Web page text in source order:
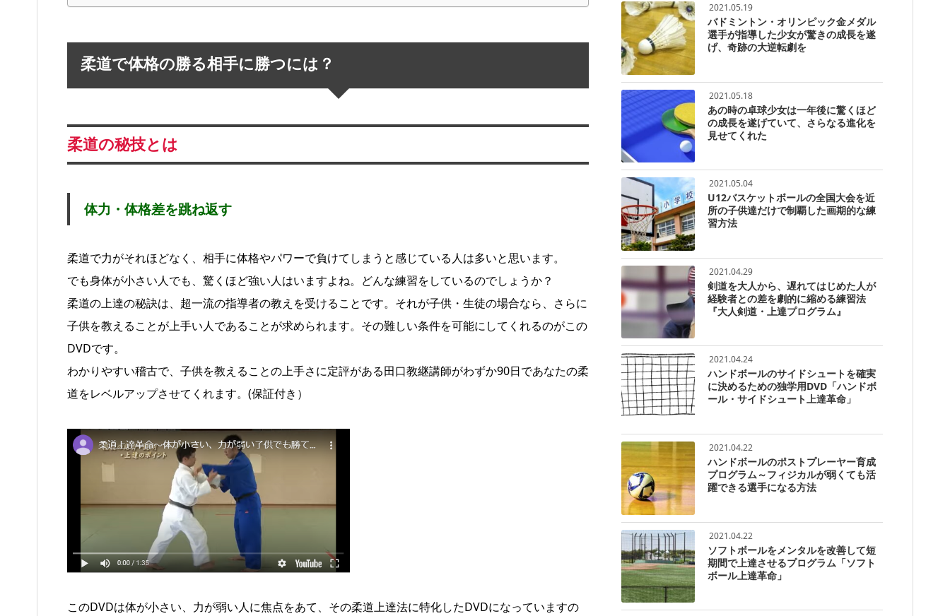
柔道で体格の勝る相手に勝つには？
柔道の秘技とは
体力・体格差を跳ね返す
柔道で力がそれほどなく、相手に体格やパワーで負けてしまうと感じている人は多いと思います。
でも身体が小さい人でも、驚くほど強い人はいますよね。どんな練習をしているのでしょうか？
柔道の上達の秘訣は、超一流の指導者の教えを受けることです。それが子供・生徒の場合なら、さらに
子供を教えることが上手い人であることが求められます。その難しい条件を可能にしてくれるのがこの
DVDです。
わかりやすい稽古で、子供を教えることの上手さに定評がある田口教継講師がわずか90日であなたの柔
道をレベルアップさせてくれます。(保証付き）
このDVDは体が小さい、力が弱い人に焦点をあて、その柔道上達法に特化したDVDになっていますの
2021.05.19
バドミントン・オリンピック金メダル
選手が指導した少女が驚きの成長を遂
げ、奇跡の大逆転劇を
2021.05.18
あの時の卓球少女は一年後に驚くほど
の成長を遂げていて、さらなる進化を
見せてくれた
2021.05.04
U12バスケットボールの全国大会を近
所の子供達だけで制覇した画期的な練
習方法
2021.04.29
剣道を大人から、遅れてはじめた人が
経験者との差を劇的に縮める練習法
『大人剣道・上達プログラム』
2021.04.24
ハンドボールのサイドシュートを確実
に決めるための独学用DVD「ハンドボ
ール・サイドシュート上達革命」
2021.04.22
ハンドボールのポストプレーヤー育成
プログラム～フィジカルが弱くても活
躍できる選手になる方法
2021.04.22
ソフトボールをメンタルを改善して短
期間で上達させるプログラム「ソフト
ボール上達革命」